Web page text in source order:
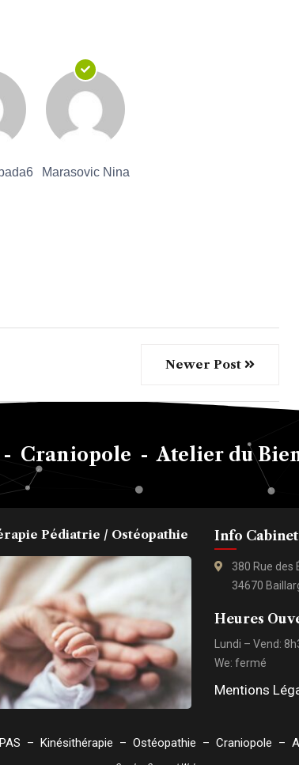
Marasovic Nina
Newer Post
Craniopole - Atelier du
Pédiatrie / Ostéopathie Info Cabinet
380 Rue des
34670
Heures
Lundi – Vend:
We: fermé
Mentions
– Kinésithérapie – Ostéopathie – Craniopole –